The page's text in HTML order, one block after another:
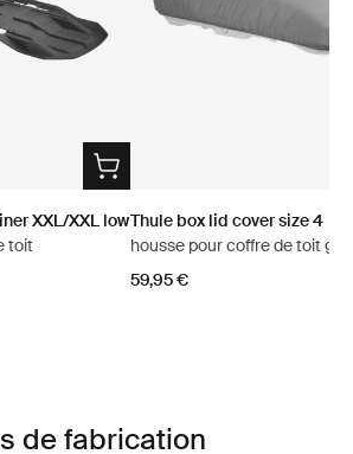
XXL/XXL low
toit
Thule box lid cover size 4
housse pour coffre de toit
59,95 €
de fabrication